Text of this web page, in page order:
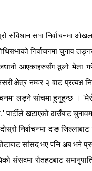
सभा निर्वाचनमा
निर्वाचनमा चुनाव
आएकाहरुसँग ठूलो भेला
क्षेत्र नम्वर २ बाट प्रत्यक्ष
लड्ने सोचमा हुनुहुन्छ ।
पार्टीले खटाएको ठाउँबाट
निर्वाचनमा दाङ जिल्लाबाट
सांसद भए पनि अब भने
संसदमा रौतहटबाट